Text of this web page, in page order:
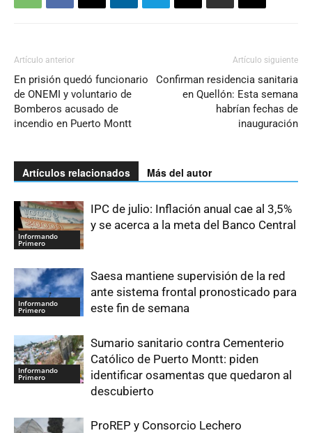
Artículo anterior
En prisión quedó funcionario
de ONEMI y voluntario de
Bomberos acusado de
incendio en Puerto Montt
Artículo siguiente
Confirman residencia sanitaria
en Quellón: Esta semana
habrían fechas de
inauguración
Artículos relacionados Más del autor
Informando
Primero
IPC de julio: Inflación anual cae al 3,5%
y se acerca a la meta del Banco Central
Informando
Primero
Saesa mantiene supervisión de la red
ante sistema frontal pronosticado para
este fin de semana
Informando
Primero
Sumario sanitario contra Cementerio
Católico de Puerto Montt: piden
identificar osamentas que quedaron al
descubierto
ProREP y Consorcio Lechero